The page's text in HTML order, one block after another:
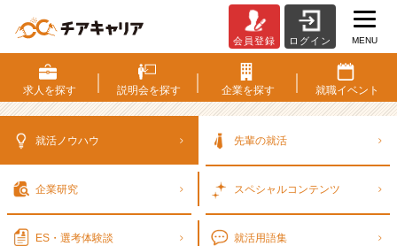
考
対
策・
ウ
会員登録 ログイン MENU
求人を探す 説明会を探す 企業を探す 就職イベント
就活ノウハウ 先輩の就活
企業研究 スペシャルコンテンツ
ES・選考体験談 就活用語集